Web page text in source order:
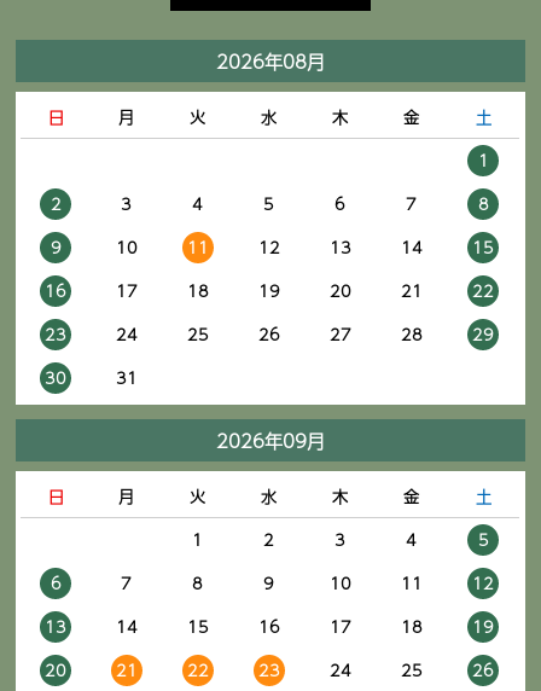
2026年08月
日 月 火 水 木 金
土
1
2
3 4 5 6 7
8
9
10 11 12 13 14
15
16
17 18 19 20 21
22
23
24 25 26 27 28
29
30
31
2026年09月
日 月 火 水 木 金
土
1
2 3 4
5
6
7 8 9 10 11
12
13
14 15 16 17 18
19
20
21 22 23 24 25
26